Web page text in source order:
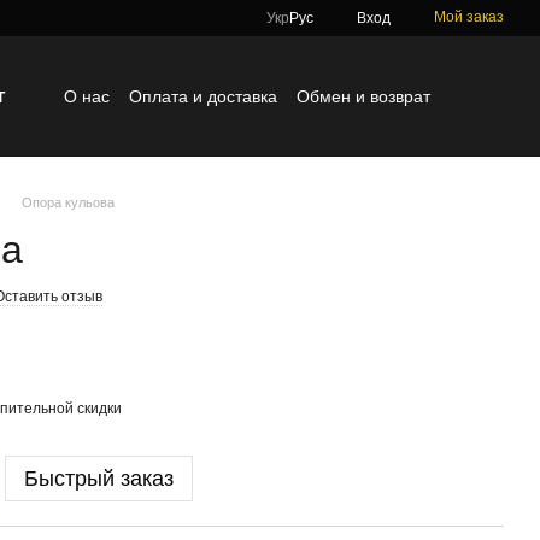
Укр Рус Вход Мой заказ
О нас Оплата и доставка
Обмен и возврат
Опора кульова
отзыв
скидки
Быстрый заказ